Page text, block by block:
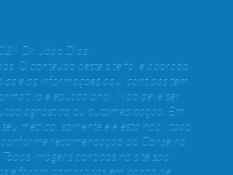
Dr. João Dias.
O conteúdo deste site foi elaborado
e as informações aqui contidas tem
e educacional. Não deve ser
ou automedicação. Em
médico, somente ele está habilitado
recomendação do Conselho
imagens contidas no site são
e foram compradas em banco de